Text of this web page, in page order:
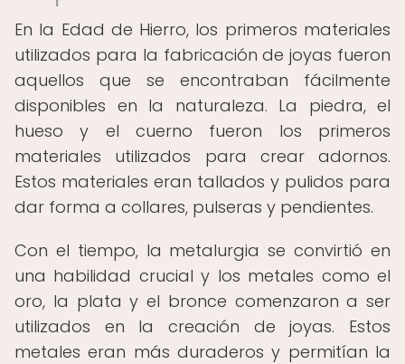
En la Edad de Hierro, los primeros materiales
utilizados para la fabricación de joyas fueron
aquellos que se encontraban fácilmente
disponibles en la naturaleza. La piedra, el
hueso y el cuerno fueron los primeros
materiales utilizados para crear adornos.
Estos materiales eran tallados y pulidos para
dar forma a collares, pulseras y pendientes.
Con el tiempo, la metalurgia se convirtió en
una habilidad crucial y los metales como el
oro, la plata y el bronce comenzaron a ser
utilizados en la creación de joyas. Estos
metales eran más duraderos y permitían la